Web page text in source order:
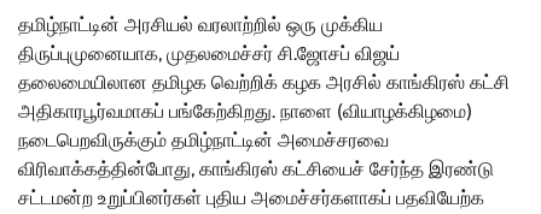
தமிழ்நாட்டின் அரசியல் வரலாற்றில் ஒரு முக்கிய
திருப்புமுனையாக, முதலமைச்சர் சி.ஜோசப் விஜய்
தலைமையிலான தமிழக வெற்றிக் கழக அரசில் காங்கிரஸ் கட்சி
அதிகாரபூர்வமாகப் பங்கேற்கிறது. நாளை (வியாழக்கிழமை)
நடைபெறவிருக்கும் தமிழ்நாட்டின் அமைச்சரவை
விரிவாக்கத்தின்போது, காங்கிரஸ் கட்சியைச் சேர்ந்த இரண்டு
சட்டமன்ற உறுப்பினர்கள் புதிய அமைச்சர்களாகப் பதவியேற்க